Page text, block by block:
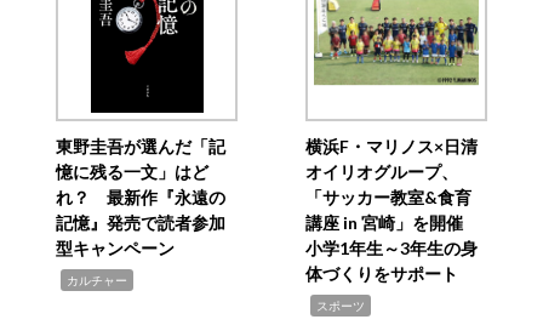
東野圭吾が選んだ「記
憶に残る一文」はど
れ？ 最新作『永遠の
記憶』発売で読者参加
型キャンペーン
カルチャー
横浜F・マリノス×日清
オイリオグループ、
「サッカー教室&食育
講座 in 宮崎」を開催
小学1年生～3年生の身
体づくりをサポート
スポーツ